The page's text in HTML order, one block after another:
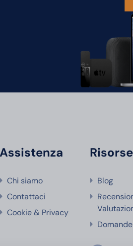
Assistenza
Chi siamo
Contattaci
Cookie & Privacy
Risorse
Blog